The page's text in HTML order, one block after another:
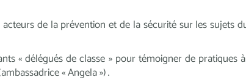
de la prévention et de la sécurité sur les sujets
« délégués de classe » pour témoigner de pratiques
« Angela »)…